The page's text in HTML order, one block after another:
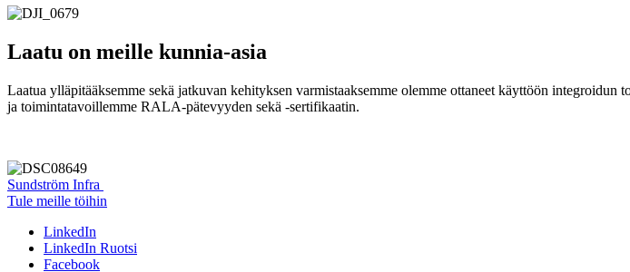
Laatu on meille kunnia-asia
Laatua ylläpitääksemme sekä jatkuvan kehityksen varmistaaksemme olemme ottaneet käyttöön
ja toimintatavoillemme RALA-pätevyyden sekä -sertifikaatin.
Sundström Infra
Tule meille töihin
LinkedIn
LinkedIn Ruotsi
Facebook